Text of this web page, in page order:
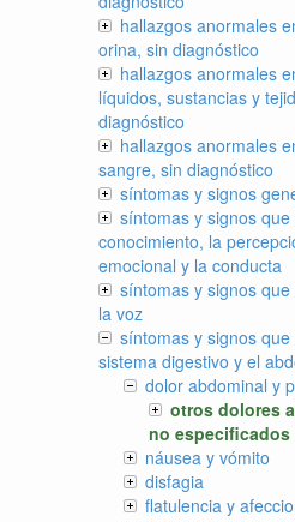
hallazgos anormales
orina, sin diagnóstico
hallazgos anormales
líquidos, sustancias y
diagnóstico
hallazgos anormales
sangre, sin diagnóstico
síntomas y signos
síntomas y signos
conocimiento, la
emocional y la conducta
síntomas y signos
la voz
síntomas y signos
sistema digestivo y el
dolor abdominal y
otros dolores
no especificados
náusea y vómito
disfagia
flatulencia y